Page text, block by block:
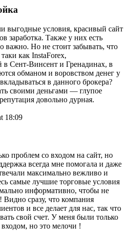
выгодные условия, красивый сайт
заработка. Также у них есть
важно. Но не стоит забывать, что
как InstaForex,
в Сент-Винсент и Гренадинах, в
обманом и воровством денег у
в данного брокера?
своими деньгами — глупое
довольно дурная.
18:09
проблем со входом на сайт, но
всегда мне помогала и даже
максимально вежливо и
самые лучшие торговые условия
информативно, чтобы не
Видно сразу, что компания
и все делает для нас, так что
свой счет. У меня были только
но это мелочи !